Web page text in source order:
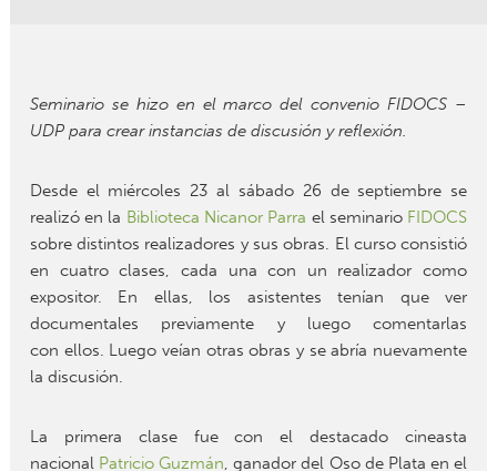
Seminario se hizo en el marco del convenio FIDOCS –
UDP para crear instancias de discusión y reflexión.
Desde el miércoles 23 al sábado 26 de septiembre se
realizó en la Biblioteca Nicanor Parra el seminario FIDOCS
sobre distintos realizadores y sus obras. El curso consistió
en cuatro clases, cada una con un realizador como
expositor. En ellas, los asistentes tenían que ver
documentales previamente y luego comentarlas
con ellos. Luego veían otras obras y se abría nuevamente
la discusión.
La primera clase fue con el destacado cineasta
nacional Patricio Guzmán, ganador del Oso de Plata en el